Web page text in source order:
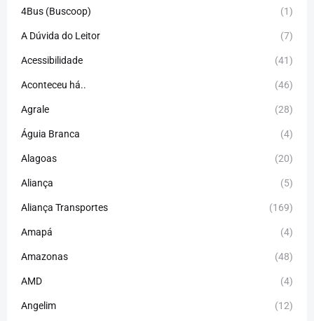
4Bus (Buscoop) (1)
A Dúvida do Leitor (7)
Acessibilidade (41)
Aconteceu há.. (46)
Agrale (28)
Águia Branca (4)
Alagoas (20)
Aliança (5)
Aliança Transportes (169)
Amapá (4)
Amazonas (48)
AMD (4)
Angelim (12)